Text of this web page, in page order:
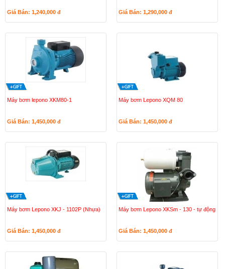
Giá Bán: 1,240,000 đ Giá Bán: 1,290,000 đ
Máy bơm lepono XKM80-1
Giá Bán: 1,450,000 đ
Máy bơm Lepono XQM 80
Giá Bán: 1,450,000 đ
Máy bơm Lepono XKJ - 1102P (Nhựa)
Giá Bán: 1,450,000 đ
Máy bơm Lepono XKSm - 130 - tự động
Giá Bán: 1,450,000 đ